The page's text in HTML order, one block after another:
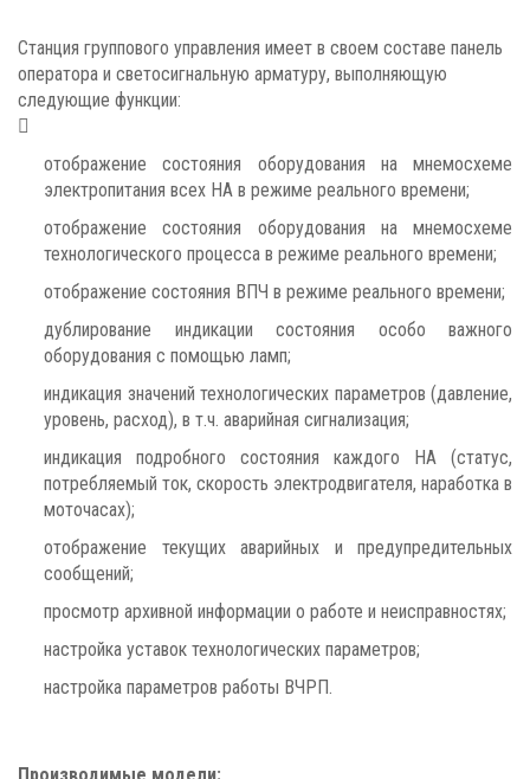
Станция группового управления имеет в своем составе панель
оператора и светосигнальную арматуру, выполняющую
следующие функции:

отображение состояния оборудования на мнемосхеме
электропитания всех НА в режиме реального времени;
отображение состояния оборудования на мнемосхеме
технологического процесса в режиме реального времени;
отображение состояния ВПЧ в режиме реального времени;
дублирование индикации состояния особо важного
оборудования с помощью ламп;
индикация значений технологических параметров (давление,
уровень, расход), в т.ч. аварийная сигнализация;
индикация подробного состояния каждого НА (статус,
потребляемый ток, скорость электродвигателя, наработка в
моточасах);
отображение текущих аварийных и предупредительных
сообщений;
просмотр архивной информации о работе и неисправностях;
настройка уставок технологических параметров;
настройка параметров работы ВЧРП.